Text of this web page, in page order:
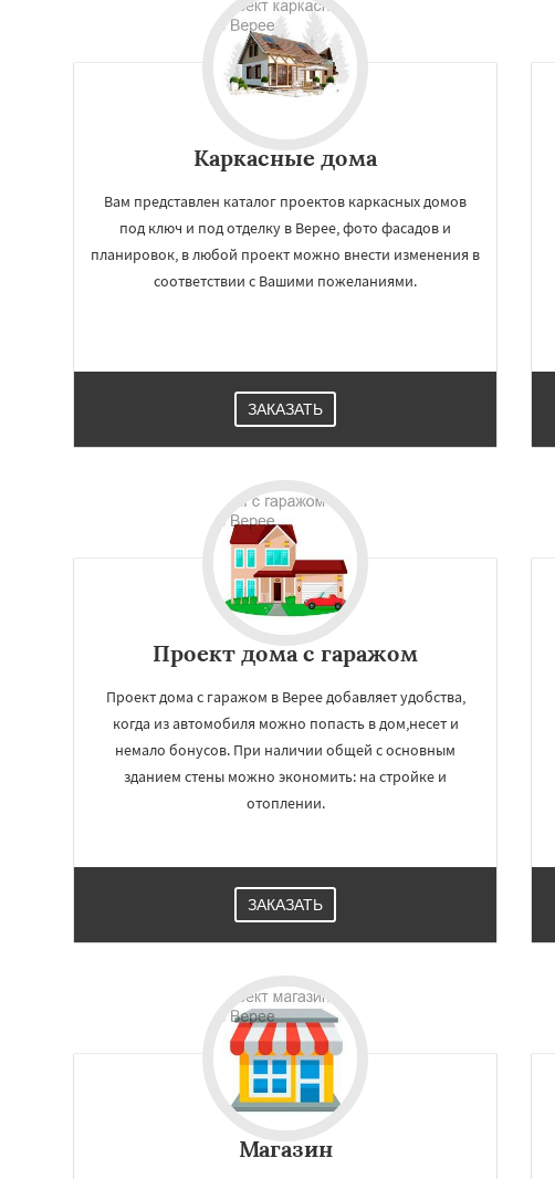
регионам
Каркасные дома
Вам представлен каталог проектов каркасных домов
под ключ и под отделку в Верее, фото фасадов и
планировок, в любой проект можно внести изменения в
соответствии с Вашими пожеланиями.
ЗАКАЗАТЬ
Проект дома с гаражом
Проект дома с гаражом в Верее добавляет удобства,
когда из автомобиля можно попасть в дом,несет и
немало бонусов. При наличии общей с основным
зданием стены можно экономить: на стройке и
отоплении.
ЗАКАЗАТЬ
Магазин